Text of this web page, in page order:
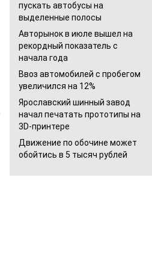
пускать автобусы на
выделенные полосы
Авторынок в июле вышел на
рекордный показатель с
начала года
Ввоз автомобилей с пробегом
увеличился на 12%
Ярославский шинный завод
начал печатать прототипы на
3D-принтере
Движение по обочине может
обойтись в 5 тысяч рублей